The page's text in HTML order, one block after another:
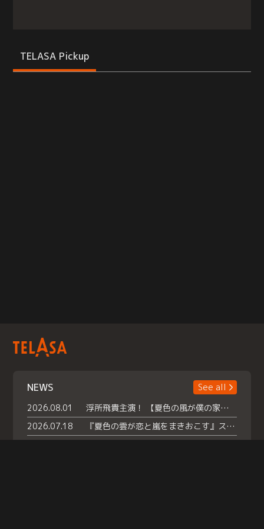
TELASA Pickup
NEWS
See all
2026.08.01
浮所飛貴主演！ 【夏色の風が僕の家にやってきた】 本日よりテラサで独占配信スタート！
2026.07.18
『夏色の雲が恋と嵐をまきおこす』スペシャルメイキング 【Part1】2026年７月18日（土）23時30分～配信スタート！話題のシーンの裏側を大公開！豪華キャスト大集合！ 『武宮家 真夏の家族会議』開催！